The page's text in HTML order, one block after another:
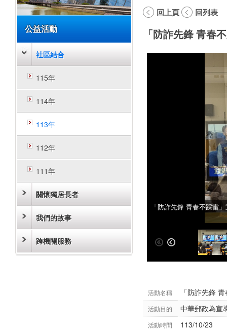
公益活動
社區結合
115年
114年
113年
112年
111年
關懷獨居長者
我們的故事
跨機關服務
回上頁 回列表
「防詐先鋒 青春
「防詐先鋒 青春不踩雷
「防詐先鋒 青春不踩雷
活動名稱 「防詐先鋒
活動目的 中華郵政為宣
活動時間 113/10/23